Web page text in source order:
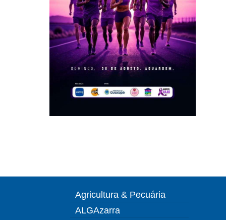
Agricultura & Pecuária
ALGAzarra